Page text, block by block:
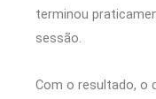
terminou
sessão.
Com o resultado, o